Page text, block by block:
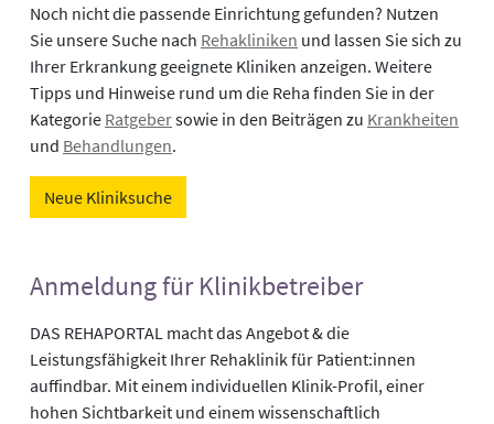
Noch nicht die passende Einrichtung gefunden? Nutzen
Sie unsere Suche nach Rehakliniken und lassen Sie sich zu
Ihrer Erkrankung geeignete Kliniken anzeigen. Weitere
Tipps und Hinweise rund um die Reha finden Sie in der
Kategorie Ratgebersowie in den Beiträgen zu Krankheiten
und Behandlungen.
Neue Kliniksuche
Anmeldung für Klinikbetreiber
DAS REHAPORTAL macht das Angebot & die
Leistungsfähigkeit Ihrer Rehaklinik für Patient:innen
auffindbar. Mit einem individuellen Klinik-Profil, einer
hohen Sichtbarkeit und einem wissenschaftlich